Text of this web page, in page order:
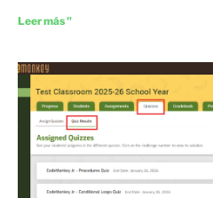
Leer más "